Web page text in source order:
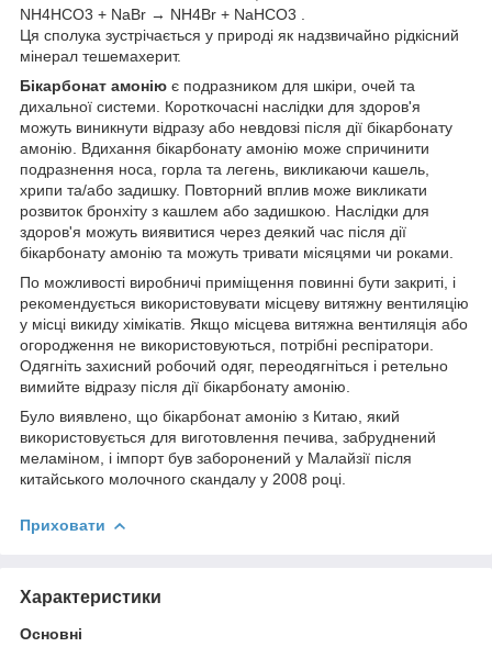
NH4HCO3 + NaBr → NH4Br + NaHCO3 .
Ця сполука зустрічається у природі як надзвичайно рідкісний
мінерал тешемахерит.
Бікарбонат амонію є подразником для шкіри, очей та
дихальної системи. Короткочасні наслідки для здоров'я
можуть виникнути відразу або невдовзі після дії бікарбонату
амонію. Вдихання бікарбонату амонію може спричинити
подразнення носа, горла та легень, викликаючи кашель,
хрипи та/або задишку. Повторний вплив може викликати
розвиток бронхіту з кашлем або задишкою. Наслідки для
здоров'я можуть виявитися через деякий час після дії
бікарбонату амонію та можуть тривати місяцями чи роками.
По можливості виробничі приміщення повинні бути закриті, і
рекомендується використовувати місцеву витяжну вентиляцію
у місці викиду хімікатів. Якщо місцева витяжна вентиляція або
огородження не використовуються, потрібні респіратори.
Одягніть захисний робочий одяг, переодягніться і ретельно
вимийте відразу після дії бікарбонату амонію.
Було виявлено, що бікарбонат амонію з Китаю, який
використовується для виготовлення печива, забруднений
меламіном, і імпорт був заборонений у Малайзії після
китайського молочного скандалу у 2008 році.
Приховати
Характеристики
Основні